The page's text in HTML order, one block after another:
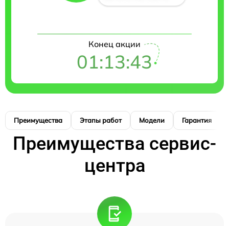
Конец акции
01:13:42
Преимущества Этапы работ Модели Гарантия
Преимущества сервис-
центра